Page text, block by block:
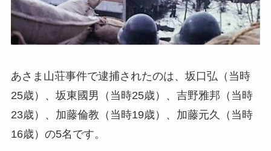
あさま山荘事件で逮捕されたのは、坂口弘（当時
25歳）、坂東國男（当時25歳）、吉野雅邦（当時
23歳）、加藤倫教（当時19歳）、加藤元久（当時
16歳）の5名です。